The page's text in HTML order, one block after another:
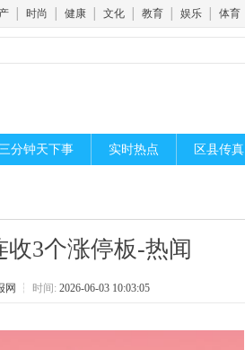
时尚 健康 文化 教育 娱乐 体育
分钟天下事 实时热点 区县传真
收3个涨停板-热闻
网 ┆ 时间: 2026-06-03 10:03:05